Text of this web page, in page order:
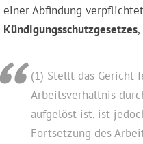
einer Abfindung
Kündigungsschutzgesetzes
(1) Stellt das Gericht
Arbeitsverhältnis
aufgelöst ist, ist
Fortsetzung des